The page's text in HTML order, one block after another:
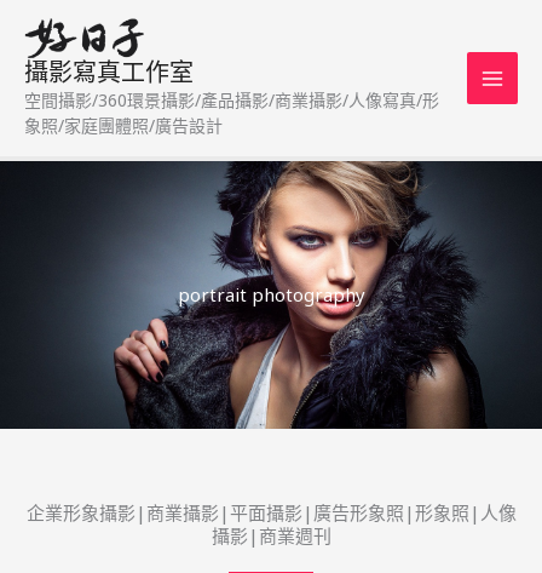
容
攝影寫真工作室
空間攝影/360環景攝影/產品攝影/商業攝影/人像寫真/形
象照/家庭團體照/廣告設計
portrait photography
企業形象攝影|商業攝影|平面攝影|廣告形象照|形象照|人像
攝影|商業週刊